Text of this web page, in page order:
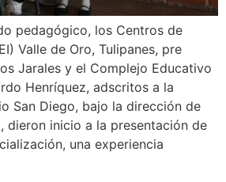
pedagógico, los Centros de
Valle de Oro, Tulipanes, pre
Jarales y el Complejo Educativo
Henríquez, adscritos a la
San Diego, bajo la dirección de
dieron inicio a la presentación de
una experiencia